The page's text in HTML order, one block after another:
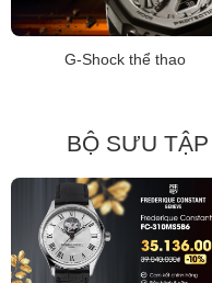
G-Shock thể thao
BỘ SƯU